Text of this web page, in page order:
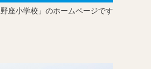
座小学校」のホームページです